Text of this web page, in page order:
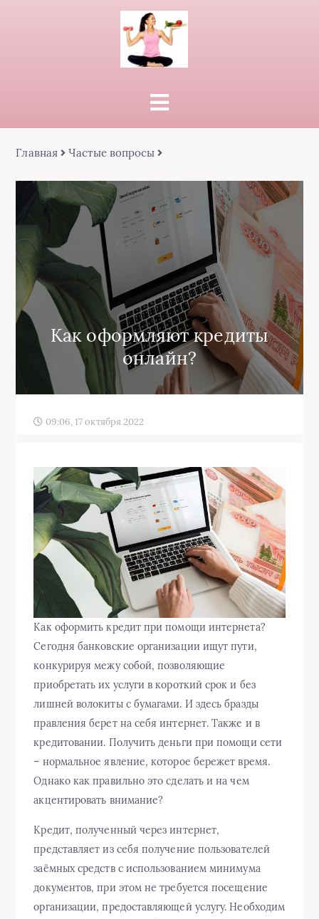
Главная Частые вопросы
Как оформляют кредиты
онлайн?
09:06, 17 октября 2022
Как оформить кредит при помощи интернета?
Сегодня банковские организации ищут пути,
конкурируя межу собой, позволяющие
приобретать их услуги в короткий срок и без
лишней волокиты с бумагами. И здесь бразды
правления берет на себя интернет. Также и в
кредитовании. Получить деньги при помощи сети
– нормальное явление, которое бережет время.
Однако как правильно это сделать и на чем
акцентировать внимание?
Кредит, полученный через интернет,
представляет из себя получение пользователей
заёмных средств с использованием минимума
документов, при этом не требуется посещение
организации, предоставляющей услугу. Необходим